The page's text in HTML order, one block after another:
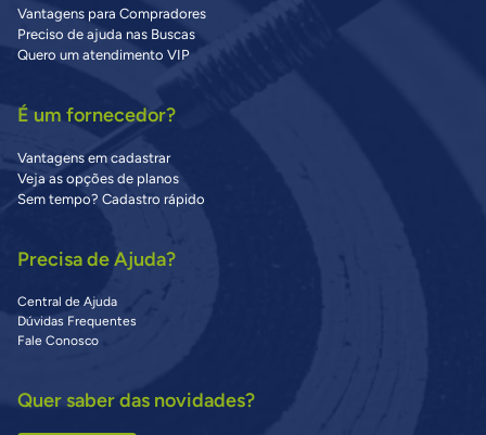
Vantagens para Compradores
Preciso de ajuda nas Buscas
Quero um atendimento VIP
É um fornecedor?
Vantagens em cadastrar
Veja as opções de planos
Sem tempo? Cadastro rápido
Precisa de Ajuda?
Central de Ajuda
Dúvidas Frequentes
Fale Conosco
Quer saber das novidades?